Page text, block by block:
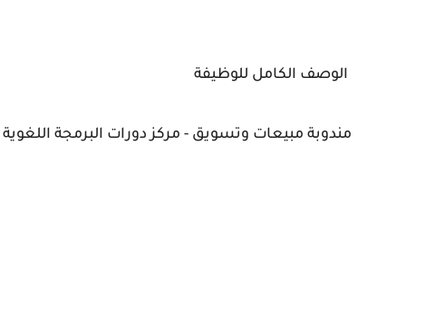
الوصف الكامل للوظيفة
مندوبة مبيعات وتسويق - مركز دورات البرمجة